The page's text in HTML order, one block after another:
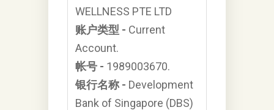
WELLNESS PTE LTD
账户类型 - Current
Account.
帐号 - 1989003670.
银行名称 - Development
Bank of Singapore (DBS)